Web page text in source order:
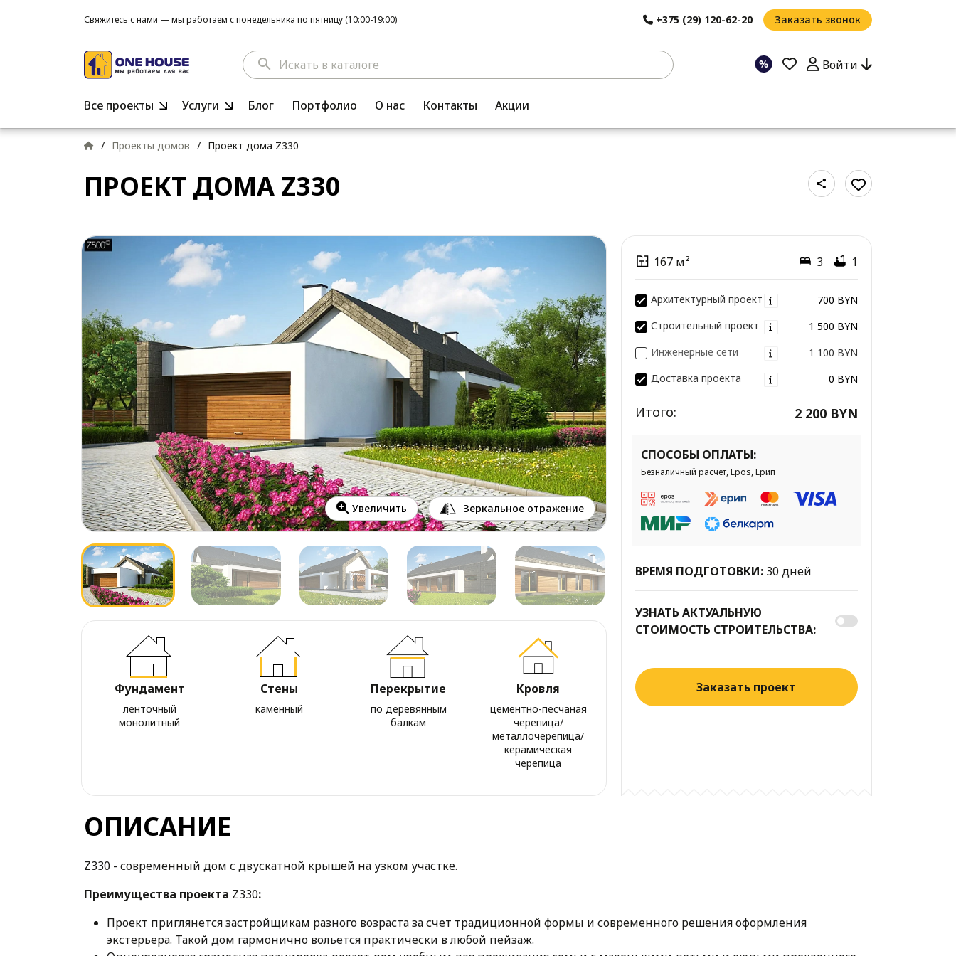
Свяжитесь с нами — мы работаем с понедельника по пятницу (10:00-19:00) +375 (29) 120-62-20 Заказать звонок
search Войти
Все проекты Услуги Блог Портфолио О нас Контакты Акции
/ Проекты домов / Проект дома Z330
ПРОЕКТ ДОМА Z330
Увеличить Зеркальное отражение
Фундамент
ленточный
монолитный
Стены
каменный
Перекрытие
по деревянным
балкам
Кровля
цементно-песчаная
черепица/
металлочерепица/
керамическая
черепица
167 м² 3 1
Архитектурный проект
700 BYN
Строительный проект
1 500 BYN
Инженерные сети
1 100 BYN
Доставка проекта
0 BYN
Итого: 2 200 BYN
СПОСОБЫ ОПЛАТЫ:
Безналичный расчет, Epos, Ерип
ВРЕМЯ ПОДГОТОВКИ: 30 дней
УЗНАТЬ АКТУАЛЬНУЮ
СТОИМОСТЬ СТРОИТЕЛЬСТВА:
Заказать проект
ОПИСАНИЕ
Z330 - современный дом с двускатной крышей на узком участке.
Преимущества проекта Z330:
Проект приглянется застройщикам разного возраста за счет традиционной формы и современного решения оформления
экстерьера. Такой дом гармонично вольется практически в любой пейзаж.